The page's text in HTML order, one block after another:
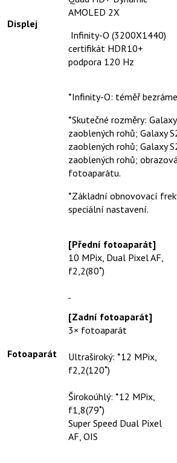
Displej
AMOLED 2X
Infinity-O (3200X1440)
certifikát HDR10+
podpora 120 Hz
*Infinity-O: téměř
*Skutečné rozměry:
zaoblených rohů; Galaxy
zaoblených rohů; Galaxy
zaoblených rohů;
fotoaparátu.
*Základní obnovovací
speciální nastavení.
Fotoaparát
[Přední fotoaparát]
10 MPix, Dual Pixel AF,
f2,2(80˚)
[Zadní fotoaparát]
3× fotoaparát
Ultraširoký: *12 MPix,
f2,2(120˚)
Širokoúhlý: *12 MPix,
f1,8(79˚)
Super Speed Dual Pixel
AF, OIS